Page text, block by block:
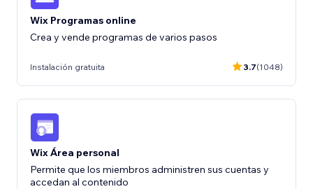
Wix Programas online
Crea y vende programas de varios pasos
Instalación gratuita 3.7(1048)
Wix Área personal
Permite que los miembros administren sus cuentas y
accedan al contenido